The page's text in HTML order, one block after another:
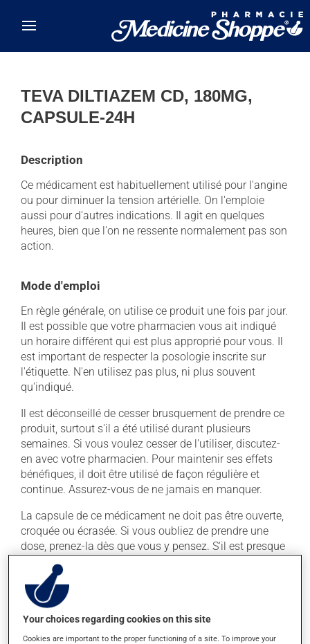
TEVA DILTIAZEM CD, 180MG,
CAPSULE-24H
Description
Ce médicament est habituellement utilisé pour l'angine
ou pour diminuer la tension artérielle. On l'emploie
aussi pour d'autres indications. Il agit en quelques
heures, bien que l'on ne ressente normalement pas son
action.
Mode d'emploi
En règle générale, on utilise ce produit une fois par jour.
Il est possible que votre pharmacien vous ait indiqué
un horaire différent qui est plus approprié pour vous. Il
est important de respecter la posologie inscrite sur
l'étiquette. N'en utilisez pas plus, ni plus souvent
qu'indiqué.
Il est déconseillé de cesser brusquement de prendre ce
produit, surtout s'il a été utilisé durant plusieurs
semaines. Si vous voulez cesser de l'utiliser, discutez-
en avec votre pharmacien. Pour maintenir ses effets
bénéfiques, il doit être utilisé de façon régulière et
continue. Assurez-vous de ne jamais en manquer.
La capsule de ce médicament ne doit pas être ouverte,
croquée ou écrasée. Si vous oubliez de prendre une
dose, prenez-la dès que vous y pensez. S'il est presque
l'heure de votre dose suivante, laissez simplement
tomber la dose oubliée. Ne doublez pas la dose
suivante pour tenter de vous rattraper.
Ce médicament peut être pris avec ou sans nourriture,
sans égard aux repas ou aux collations.
Your choices regarding cookies on this site
Cookies are important to the proper functioning of a site. To improve your